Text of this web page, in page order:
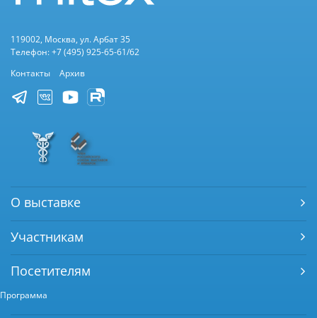
119002, Москва, ул. Арбат 35
Телефон: +7 (495) 925-65-61/62
Контакты
Архив
О выставке
Участникам
Посетителям
Программа